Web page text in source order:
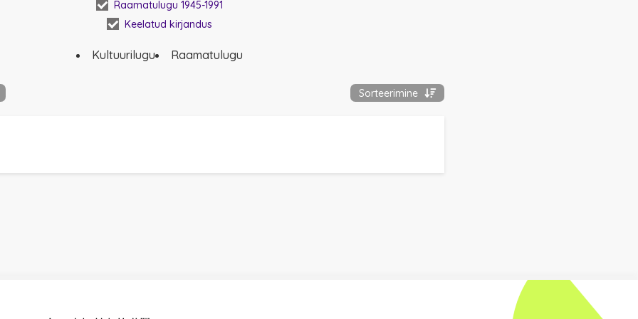
Raamatulugu 1945-1991
Keelatud kirjandus
Kultuurilugu Raamatulugu
Sorteerimine